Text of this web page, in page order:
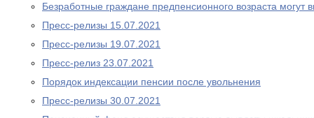
Безработные граждане предпенсионного возраста
Пресс-релизы 15.07.2021
Пресс-релизы 19.07.2021
Пресс-релиз 23.07.2021
Порядок индексации пенсии после увольнения
Пресс-релизы 30.07.2021